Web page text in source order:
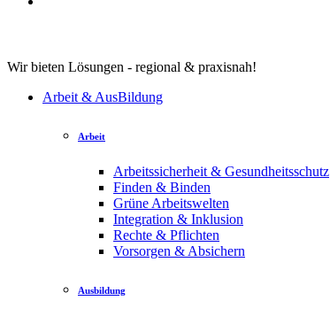
Wir bieten Lösungen - regional & praxisnah!
Arbeit & AusBildung
Arbeit
Arbeitssicherheit & Gesundheitsschutz
Finden & Binden
Grüne Arbeitswelten
Integration & Inklusion
Rechte & Pflichten
Vorsorgen & Absichern
Ausbildung